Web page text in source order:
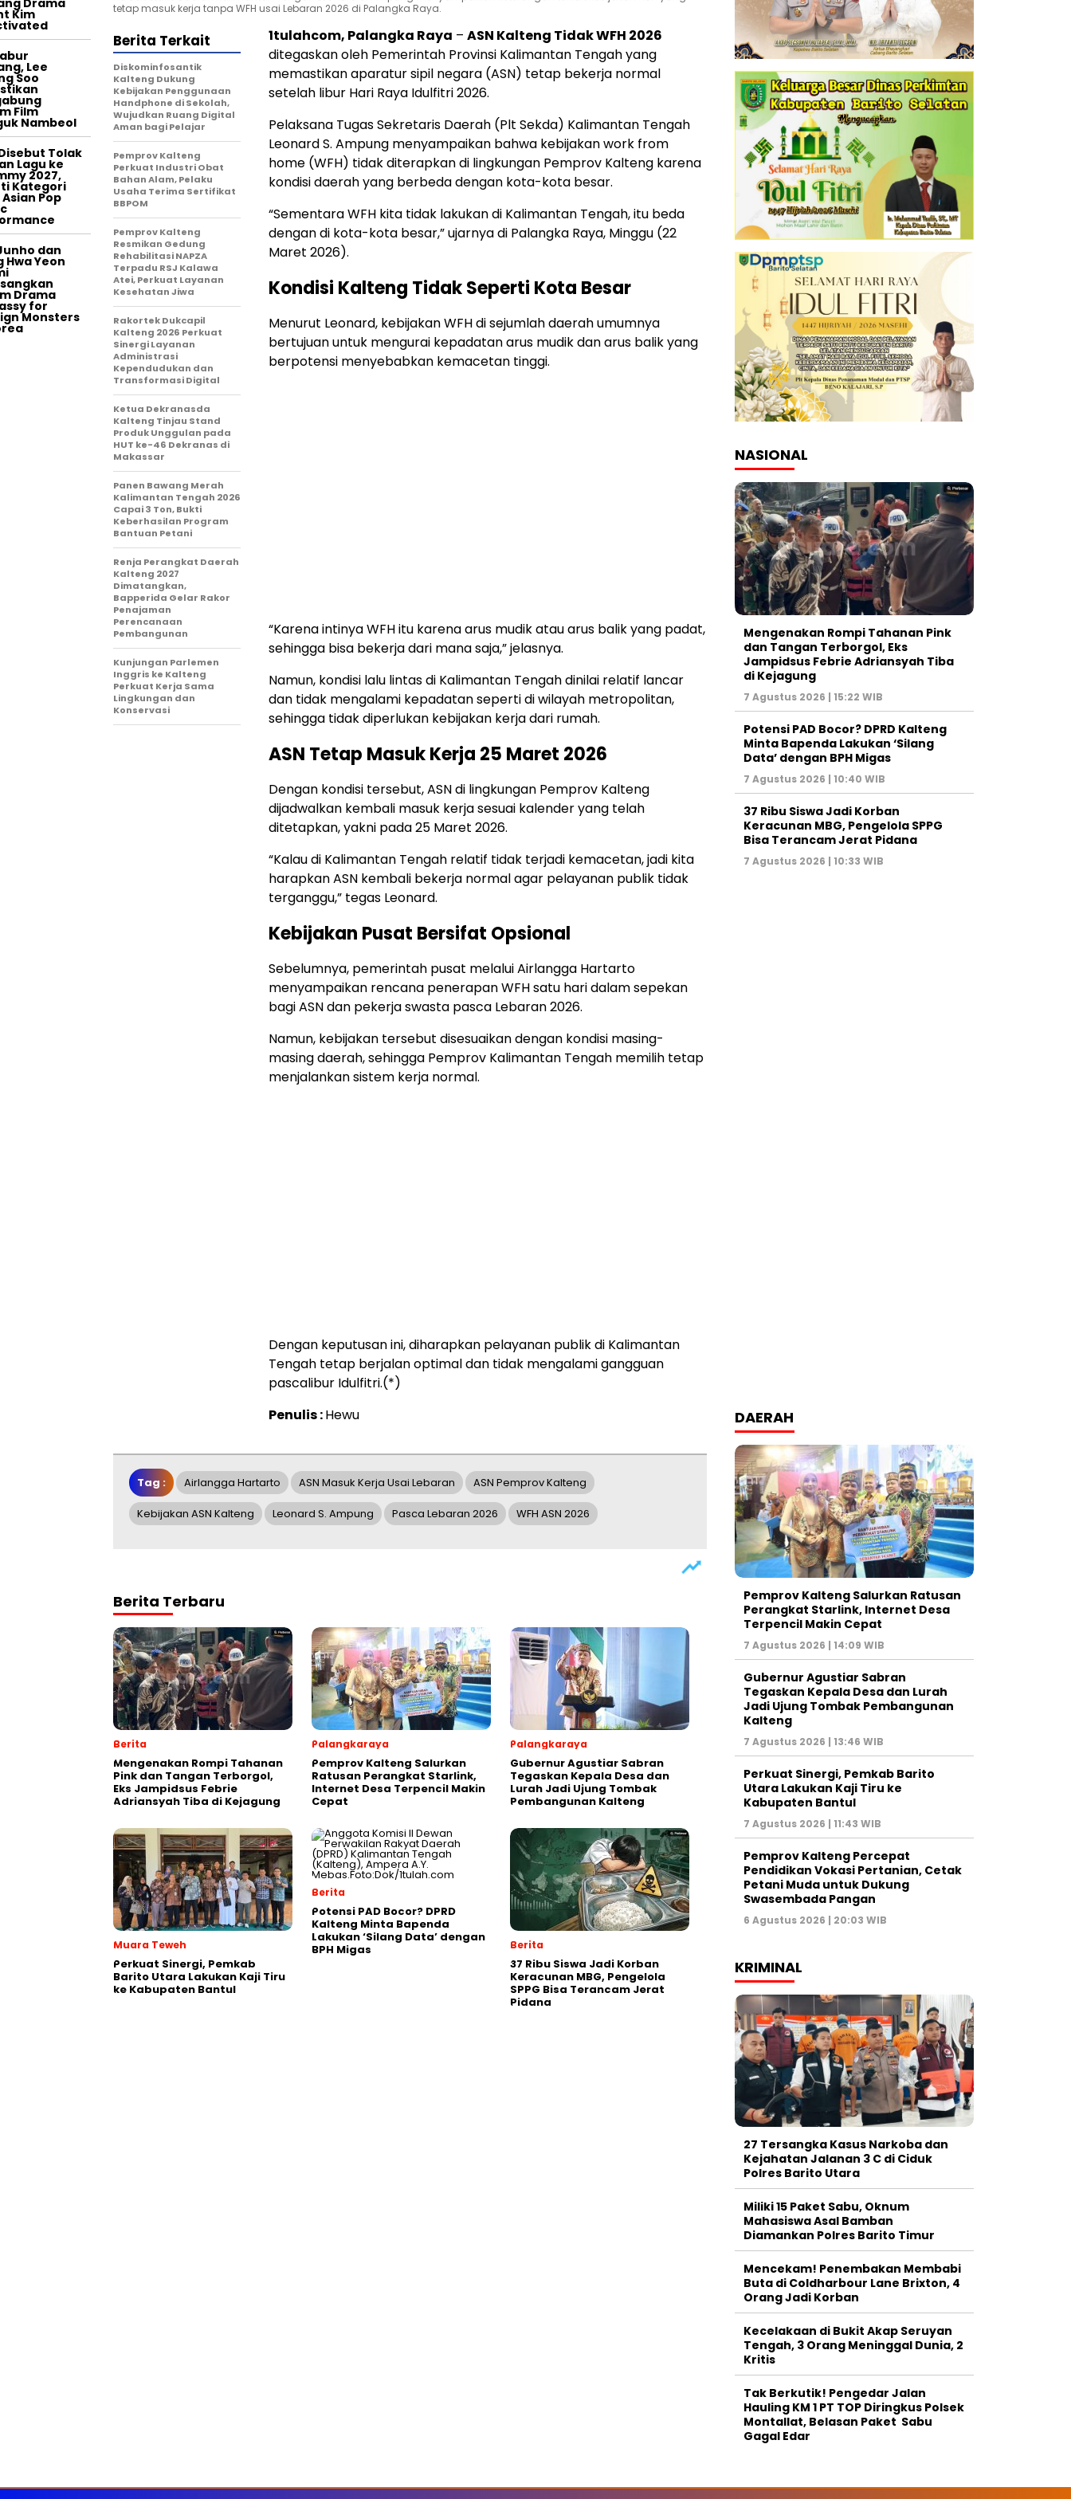
Kim
Lee
Soo
Film
Nambeol
Tolak
Lagu ke
2027,
Kategori
Pop
dan
Hwa Yeon
Drama
for
Monsters
tetap masuk kerja tanpa WFH usai Lebaran 2026 di Palangka Raya.
1tulahcom, Palangka Raya – ASN Kalteng Tidak WFH 2026
ditegaskan oleh Pemerintah Provinsi Kalimantan Tengah yang
memastikan aparatur sipil negara (ASN) tetap bekerja normal
setelah libur Hari Raya Idulfitri 2026.
Pelaksana Tugas Sekretaris Daerah (Plt Sekda) Kalimantan Tengah
Leonard S. Ampung menyampaikan bahwa kebijakan work from
home (WFH) tidak diterapkan di lingkungan Pemprov Kalteng karena
kondisi daerah yang berbeda dengan kota-kota besar.
“Sementara WFH kita tidak lakukan di Kalimantan Tengah, itu beda
dengan di kota-kota besar,” ujarnya di Palangka Raya, Minggu (22
Maret 2026).
Kondisi Kalteng Tidak Seperti Kota Besar
Menurut Leonard, kebijakan WFH di sejumlah daerah umumnya
bertujuan untuk mengurai kepadatan arus mudik dan arus balik yang
berpotensi menyebabkan kemacetan tinggi.
“Karena intinya WFH itu karena arus mudik atau arus balik yang padat,
sehingga bisa bekerja dari mana saja,” jelasnya.
Namun, kondisi lalu lintas di Kalimantan Tengah dinilai relatif lancar
dan tidak mengalami kepadatan seperti di wilayah metropolitan,
sehingga tidak diperlukan kebijakan kerja dari rumah.
ASN Tetap Masuk Kerja 25 Maret 2026
Dengan kondisi tersebut, ASN di lingkungan Pemprov Kalteng
dijadwalkan kembali masuk kerja sesuai kalender yang telah
ditetapkan, yakni pada 25 Maret 2026.
“Kalau di Kalimantan Tengah relatif tidak terjadi kemacetan, jadi kita
harapkan ASN kembali bekerja normal agar pelayanan publik tidak
terganggu,” tegas Leonard.
Kebijakan Pusat Bersifat Opsional
Sebelumnya, pemerintah pusat melaluiAirlangga Hartarto
menyampaikan rencana penerapan WFH satu hari dalam sepekan
bagi ASN dan pekerja swasta pasca Lebaran 2026.
Namun, kebijakan tersebut disesuaikan dengan kondisi masing-
masing daerah, sehingga Pemprov Kalimantan Tengah memilih tetap
menjalankan sistem kerja normal.
Dengan keputusan ini, diharapkan pelayanan publik di Kalimantan
Tengah tetap berjalan optimal dan tidak mengalami gangguan
pascalibur Idulfitri.(*)
Penulis :Hewu
Berita Terkait
Diskominfosantik
Kalteng Dukung
Kebijakan Penggunaan
Handphone di Sekolah,
Wujudkan Ruang Digital
Aman bagi Pelajar
Pemprov Kalteng
Perkuat Industri Obat
Bahan Alam, Pelaku
Usaha Terima Sertifikat
BBPOM
Pemprov Kalteng
Resmikan Gedung
Rehabilitasi NAPZA
Terpadu RSJ Kalawa
Atei, Perkuat Layanan
Kesehatan Jiwa
Rakortek Dukcapil
Kalteng 2026 Perkuat
Sinergi Layanan
Administrasi
Kependudukan dan
Transformasi Digital
Ketua Dekranasda
Kalteng Tinjau Stand
Produk Unggulan pada
HUT ke-46 Dekranas di
Makassar
Panen Bawang Merah
Kalimantan Tengah 2026
Capai 3 Ton, Bukti
Keberhasilan Program
Bantuan Petani
Renja Perangkat Daerah
Kalteng 2027
Dimatangkan,
Bapperida Gelar Rakor
Penajaman
Perencanaan
Pembangunan
Kunjungan Parlemen
Inggris ke Kalteng
Perkuat Kerja Sama
Lingkungan dan
Konservasi
Tag : Airlangga Hartarto ASN Masuk Kerja Usai Lebaran ASN Pemprov Kalteng
Kebijakan ASN Kalteng Leonard S. Ampung Pasca Lebaran 2026 WFH ASN 2026
Berita Terbaru
Berita
Mengenakan Rompi Tahanan
Pink dan Tangan Terborgol,
Eks Jampidsus Febrie
Adriansyah Tiba di Kejagung
Palangkaraya
Pemprov Kalteng Salurkan
Ratusan Perangkat Starlink,
Internet Desa Terpencil Makin
Cepat
Palangkaraya
Gubernur Agustiar Sabran
Tegaskan Kepala Desa dan
Lurah Jadi Ujung Tombak
Pembangunan Kalteng
Muara Teweh
Perkuat Sinergi, Pemkab
Barito Utara Lakukan Kaji Tiru
ke Kabupaten Bantul
Berita
Potensi PAD Bocor? DPRD
Kalteng Minta Bapenda
Lakukan ‘Silang Data’ dengan
BPH Migas
Berita
37 Ribu Siswa Jadi Korban
Keracunan MBG, Pengelola
SPPG Bisa Terancam Jerat
Pidana
NASIONAL
Mengenakan Rompi Tahanan Pink
dan Tangan Terborgol, Eks
Jampidsus Febrie Adriansyah Tiba
di Kejagung
7 Agustus 2026 | 15:22 WIB
Potensi PAD Bocor? DPRD Kalteng
Minta Bapenda Lakukan ‘Silang
Data’ dengan BPH Migas
7 Agustus 2026 | 10:40 WIB
37 Ribu Siswa Jadi Korban
Keracunan MBG, Pengelola SPPG
Bisa Terancam Jerat Pidana
7 Agustus 2026 | 10:33 WIB
DAERAH
Pemprov Kalteng Salurkan Ratusan
Perangkat Starlink, Internet Desa
Terpencil Makin Cepat
7 Agustus 2026 | 14:09 WIB
Gubernur Agustiar Sabran
Tegaskan Kepala Desa dan Lurah
Jadi Ujung Tombak Pembangunan
Kalteng
7 Agustus 2026 | 13:46 WIB
Perkuat Sinergi, Pemkab Barito
Utara Lakukan Kaji Tiru ke
Kabupaten Bantul
7 Agustus 2026 | 11:43 WIB
Pemprov Kalteng Percepat
Pendidikan Vokasi Pertanian, Cetak
Petani Muda untuk Dukung
Swasembada Pangan
6 Agustus 2026 | 20:03 WIB
KRIMINAL
27 Tersangka Kasus Narkoba dan
Kejahatan Jalanan 3 C di Ciduk
Polres Barito Utara
Miliki 15 Paket Sabu, Oknum
Mahasiswa Asal Bamban
Diamankan Polres Barito Timur
Mencekam! Penembakan Membabi
Buta di Coldharbour Lane Brixton, 4
Orang Jadi Korban
Kecelakaan di Bukit Akap Seruyan
Tengah, 3 Orang Meninggal Dunia, 2
Kritis
Tak Berkutik! Pengedar Jalan
Hauling KM 1 PT TOP Diringkus Polsek
Montallat, Belasan Paket Sabu
Gagal Edar